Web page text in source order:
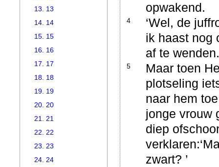
opwakend.
4
‘Wel, de
ik haast nog
af te
5
Maar toen
plotseling
naar hem
jonge vrouw
diep
verklaren:
zwart? ’
13. 13
14. 14
15. 15
16. 16
17. 17
18. 18
19. 19
20. 20
21. 21
22. 22
23. 23
24. 24